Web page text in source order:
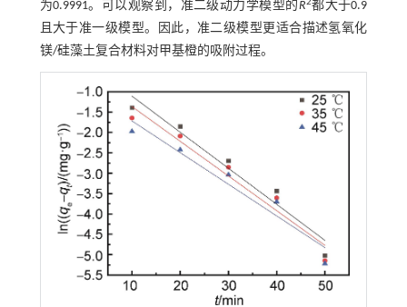
为0.9991。可以观察到，准二级动力学模型的R2都大于0.9
且大于准一级模型。因此，准二级模型更适合描述氢氧化
镁/硅藻土复合材料对甲基橙的吸附过程。